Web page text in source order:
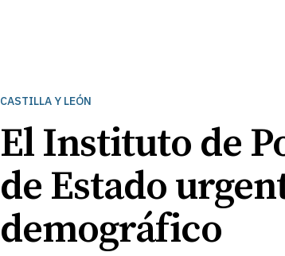
CASTILLA Y LEÓN
El Instituto de
de Estado
demográfico